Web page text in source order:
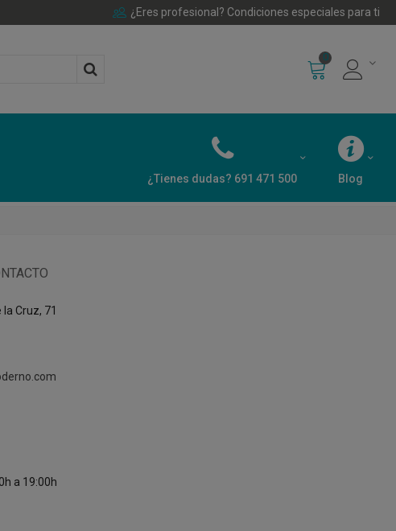
¿Eres profesional? Condiciones especiales para ti
0
¿Tienes dudas? 691 471 500 Blog
Cruz, 71
a 19:00h